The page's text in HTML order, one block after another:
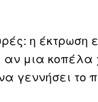
η έκτρωση
μια κοπέλα
γεννήσει το